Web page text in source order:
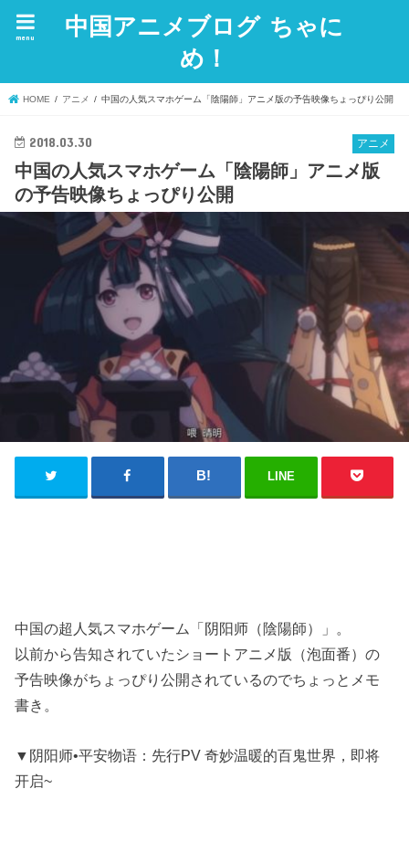
中国アニメブログ ちゃに
め！
menu
HOME アニメ 中国の人気スマホゲーム「陰陽師」アニメ版の予告映像ちょっぴり公開
アニメ
2018.03.30
中国の人気スマホゲーム「陰陽師」アニメ版
の予告映像ちょっぴり公開
LINE
中国の超人気スマホゲーム「阴阳师（陰陽師）」。
以前から告知されていたショートアニメ版（泡面番）の
予告映像がちょっぴり公開されているのでちょっとメモ
書き。
▼阴阳师•平安物语：先行PV 奇妙温暖的百鬼世界，即将
开启~